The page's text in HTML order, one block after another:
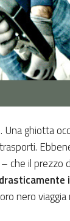
ghiotta
il prezzo
nero